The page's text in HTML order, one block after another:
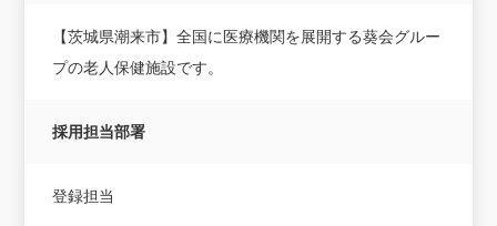
【茨城県潮来市】全国に医療機関を展開する葵会グルー
プの老人保健施設です。
採用担当部署
登録担当